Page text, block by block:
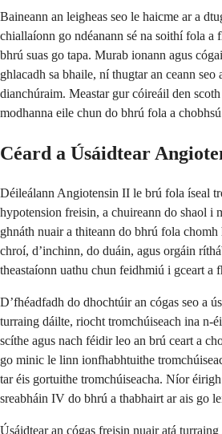
Baineann an leigheas seo le haicme ar a
chiallaíonn go ndéanann sé na soithí fola a
bhrú suas go tapa. Murab ionann agus
ghlacadh sa bhaile, ní thugtar an ceann
dianchúraim. Meastar gur cóireáil den
modhanna eile chun do bhrú fola a
Céard a Úsáidtear
Déileálann Angiotensin II le brú fola íseal
hypotension freisin, a chuireann do shaol i
ghnáth nuair a thiteann do bhrú fola
chroí, d’inchinn, do duáin, agus orgáin
theastaíonn uathu chun feidhmiú i gceart a
D’fhéadfadh do dhochtúir an cógas seo a
turraing dáilte, riocht tromchúiseach ina n-
scíthe agus nach féidir leo an brú ceart a
go minic le linn ionfhabhtuithe
tar éis gortuithe tromchúiseacha. Níor
sreabháin IV do bhrú a thabhairt ar ais go
Úsáidtear an cógas freisin nuair atá turraing